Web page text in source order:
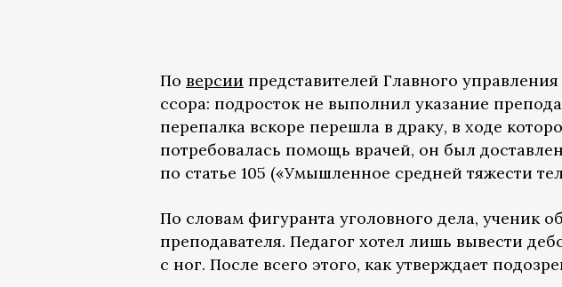
По версии представителей Главного
ссора: подросток не выполнил указание
перепалка вскоре перешла в драку, в ходе
потребовалась помощь врачей, он был
по статье 105 («Умышленное средней тяжести
По словам фигуранта уголовного дела, ученик
преподавателя. Педагог хотел лишь вывести
с ног. После всего этого, как утверждает